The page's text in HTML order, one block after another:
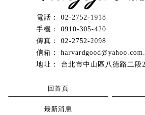
02-2752-1918
0910-305-420
02-2752-2098
台北市中山區八德路二段
回首頁
最新消息